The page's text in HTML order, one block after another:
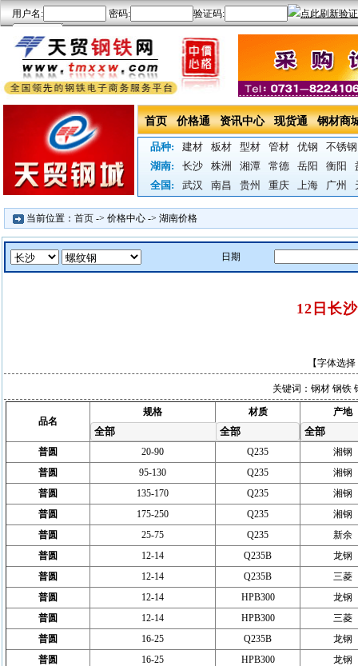
首页 价格通 资讯中心 现货通 钢材商
品种: 建材 板材 型材 管材 优钢
不锈钢
湖南:
长沙 株洲 湘潭 常德 岳阳 衡阳
全国:
武汉 南昌 贵州 重庆 上海 广州
当前位置： 首页 -> 价格中心 -> 湖南价格
日期
12日长
【字体选
关键词：钢材 钢铁
品名
规格
全部
材质
全部
产地
全部
普圆 20-90 Q235
湘钢
普圆
95-130 Q235
湘钢
普圆
135-170 Q235
湘钢
普圆
175-250 Q235
湘钢
普圆
25-75 Q235
新余
普圆
12-14 Q235B
龙钢
普圆
12-14 Q235B
三菱
普圆
12-14 HPB300
龙钢
普圆
12-14 HPB300
三菱
普圆
16-25 Q235B
龙钢
普圆
16-25 HPB300
龙钢